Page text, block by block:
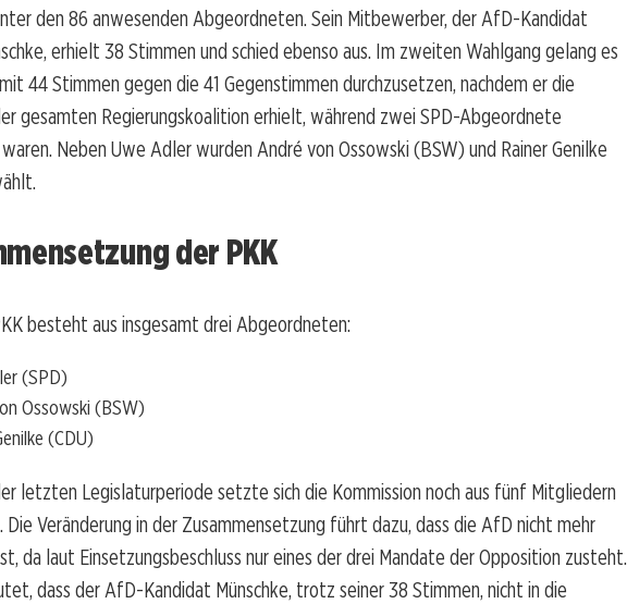
den 86 anwesenden Abgeordneten. Sein Mitbewerber, der AfD-Kandidat
erhielt 38 Stimmen und schied ebenso aus. Im zweiten Wahlgang gelang es
44 Stimmen gegen die 41 Gegenstimmen durchzusetzen, nachdem er die
gesamten Regierungskoalition erhielt, während zwei SPD-Abgeordnete
Neben Uwe Adler wurden André von Ossowski (BSW) und Rainer Genilke
der PKK
besteht aus insgesamt drei Abgeordneten:
(SPD)
Ossowski (BSW)
(CDU)
letzten Legislaturperiode setzte sich die Kommission noch aus fünf Mitgliedern
Die Veränderung in der Zusammensetzung führt dazu, dass die AfD nicht mehr
da laut Einsetzungsbeschluss nur eines der drei Mandate der Opposition zusteht.
dass der AfD-Kandidat Münschke, trotz seiner 38 Stimmen, nicht in die